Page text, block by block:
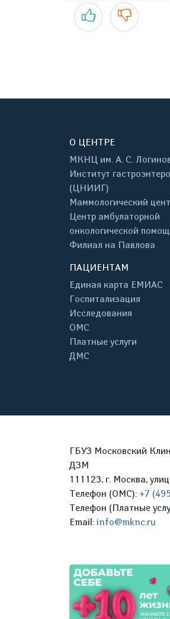
Да Нет
О ЦЕНТРЕ
МКНЦ им. А. С.
Институт
(ЦНИИГ)
Маммологический
Центр амбулаторной
онкологической
Филиал на Павлова
ПАЦИЕНТАМ
Единая карта ЕМИАС
Госпитализация
Исследования
ОМС
Платные услуги
ДМС
ГБУЗ Московский
ДЗМ
111123, г. Москва,
Телефон (ОМС): +7
Телефон (Платные
Email: info@mknc.ru